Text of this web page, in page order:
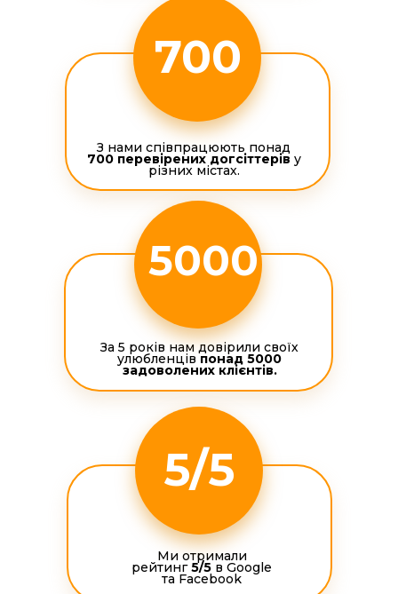
Ми отримали
рейтинг5/5 в Google
та Facebook
З нами співпрацюють понад
700 перевірених догсіттерів у
різних містах.
За 5 років нам довірили своїх
улюбленцівпонад 5000
задоволених клієнтів.
700
5/5
5000